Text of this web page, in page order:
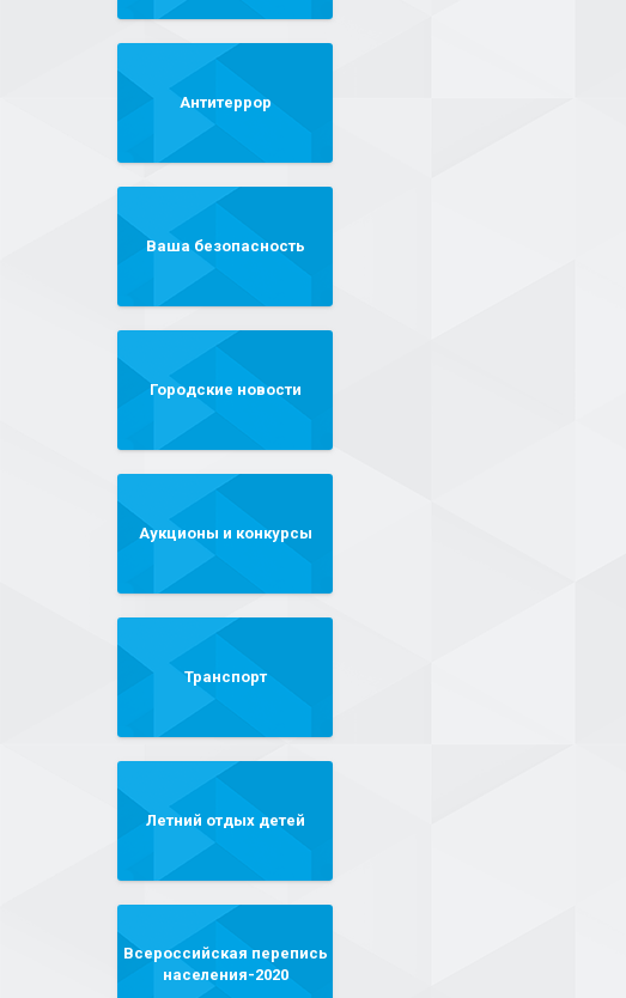
Антитеррор
Ваша безопасность
Городские новости
Аукционы и конкурсы
Транспорт
Летний отдых детей
Всероссийская перепись
населения-2020